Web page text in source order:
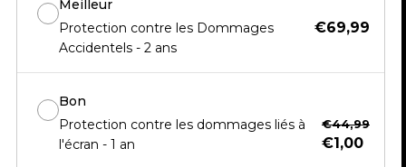
Meilleur
Protection contre les Dommages
Accidentels - 2 ans
€69,99
Bon
Protection contre les dommages liés à
l'écran - 1 an
€44,99
€1,00